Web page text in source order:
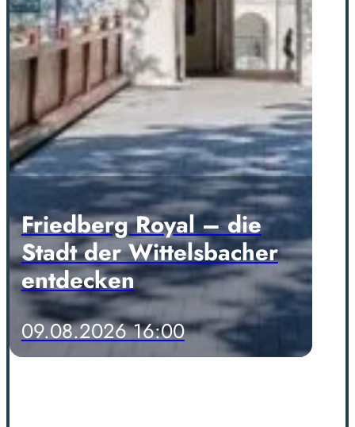
Friedberg Royal – die
Stadt der Wittelsbacher
entdecken
09.08.2026 16:00